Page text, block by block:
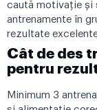
caută motivație și
antrenamente în
rezultate
Cât de des
pentru
Minimum 3